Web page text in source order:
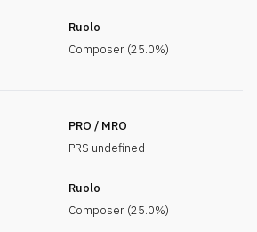
Ruolo
Composer (25.0%)
PRO / MRO
PRS undefined
Ruolo
Composer (25.0%)